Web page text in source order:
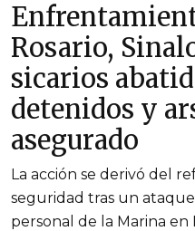
Rosario,
sicarios
detenidos y
asegurado
La acción se derivó del
seguridad tras un
personal de la Marina